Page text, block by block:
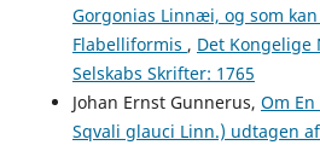
Gorgonias Linnæi, og som
Flabelliformis , Det Kongelige
Selskabs Skrifter: 1765
Johan Ernst Gunnerus, Om
Sqvali glauci Linn.) udtagen